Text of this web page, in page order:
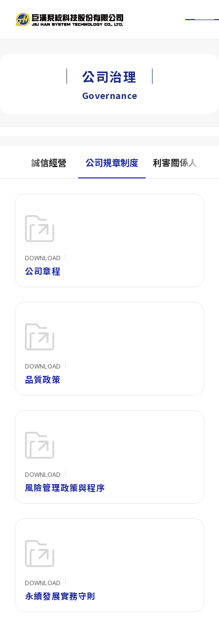
公司治理
Governance
誠信經營 公司規章制度 利害關係人
DOWNLOAD
公司章程
DOWNLOAD
品質政策
DOWNLOAD
風險管理政策與程序
DOWNLOAD
永續發展實務守則
BIM經驗
投資人專區
企業永續
人才招募
TW EN